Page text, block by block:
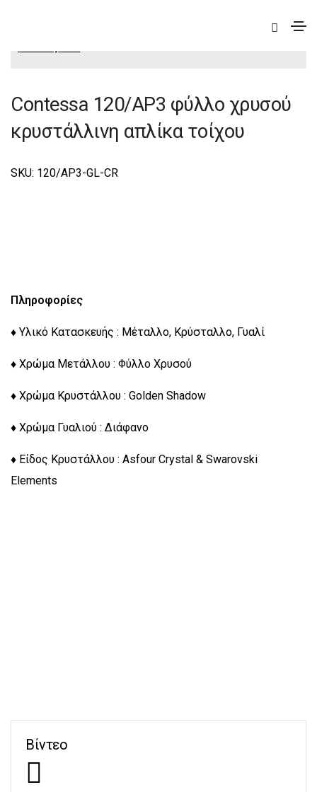
Contessa 120/AP3 φύλλο χρυσού
κρυστάλλινη απλίκα τοίχου
SKU: 120/AP3-GL-CR
Πληροφορίες
♦ Υλικό Κατασκευής : Μέταλλο, Κρύσταλλο, Γυαλί
♦ Χρώμα Μετάλλου : Φύλλο Χρυσού
♦ Χρώμα Κρυστάλλου : Golden Shadow
♦ Χρώμα Γυαλιού : Διάφανο
♦ Είδος Κρυστάλλου : Asfour Crystal & Swarovski
Elements
Βίντεο